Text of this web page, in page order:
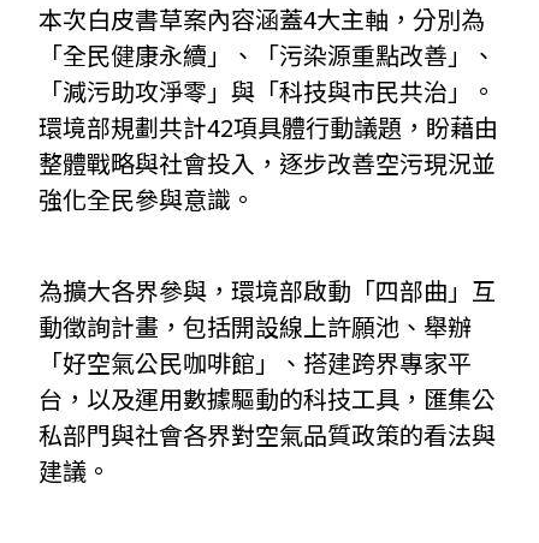
本次白皮書草案內容涵蓋4大主軸，分別為
「全民健康永續」、「污染源重點改善」、
「減污助攻淨零」與「科技與市民共治」。
環境部規劃共計42項具體行動議題，盼藉由
整體戰略與社會投入，逐步改善空污現況並
強化全民參與意識。
為擴大各界參與，環境部啟動「四部曲」互
動徵詢計畫，包括開設線上許願池、舉辦
「好空氣公民咖啡館」、搭建跨界專家平
台，以及運用數據驅動的科技工具，匯集公
私部門與社會各界對空氣品質政策的看法與
建議。